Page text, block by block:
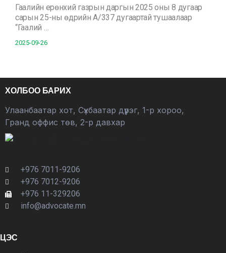
Гаалийн ерөнхий газрын даргын 2025 оны 8 дугаар
сарын 25-ны өдрийн А/337 дугаартай тушаалаар
“Гаалий …
2025-09-26
ХОЛБОО БАРИХ
Улаанбаатар хот, Сүхбаатар дүүрэг, 1-р хороо,
Гранд оффис төв, 2-р давхар
+976 7011-9206
+976 7012-9206
+976 11-329206
info@advocate.mn
ЦЭС